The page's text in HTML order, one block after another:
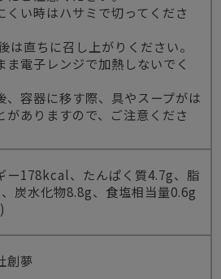
くい時はハサミで切ってくださ
は直ちに召し上がりください。
ま電子レンジで加熱しないでく
、容器に移す際、具やスープがは
がありますので、ご注意くださ
ー178kcal、たんぱく質4.7g、脂
炭水化物8.8g、食塩相当量0.6g
創夢